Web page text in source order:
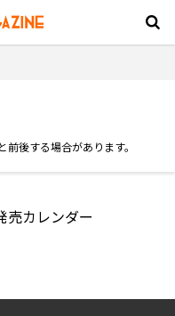
後する場合があります。
売カレンダー